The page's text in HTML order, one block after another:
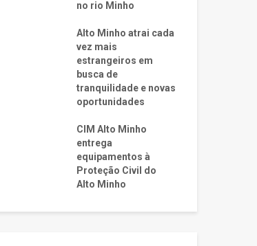
no rio Minho
Alto Minho atrai cada
vez mais
estrangeiros em
busca de
tranquilidade e novas
oportunidades
CIM Alto Minho
entrega
equipamentos à
Proteção Civil do
Alto Minho